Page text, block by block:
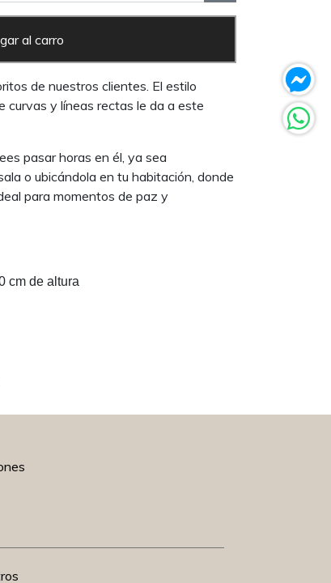
al carro
de nuestros clientes. El estilo
curvas y líneas rectas le da a este
pasar horas en él, ya sea
o ubicándola en tu habitación, donde
para momentos de paz y
cm de altura